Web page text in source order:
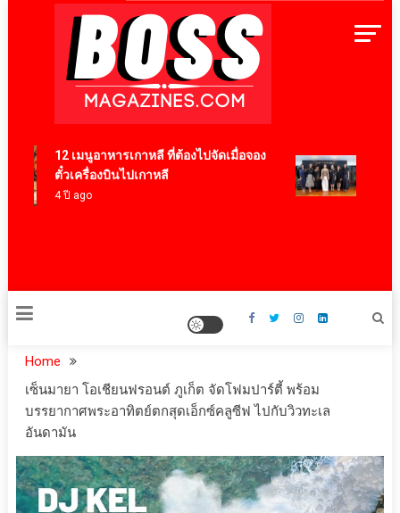
BossMagazinesThailand
12 เมนูอาหารเกาหลี ที่ต้องไปจัดเมื่อจอง
ตั๋วเครื่องบินไปเกาหลี
4 ปี ago
มาสเต
Home
เซ็นมายา โอเชียนฟรอนต์ ภูเก็ต จัดโฟมปาร์ตี้ พร้อม
บรรยากาศพระอาทิตย์ตกสุดเอ็กซ์คลูซีฟ ไปกับวิวทะเล
อันดามัน